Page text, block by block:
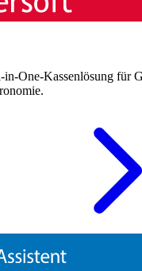
in-One-Kassenlösung für